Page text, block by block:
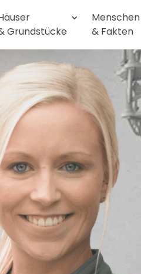
Grundstücke
Menschen
& Fakten